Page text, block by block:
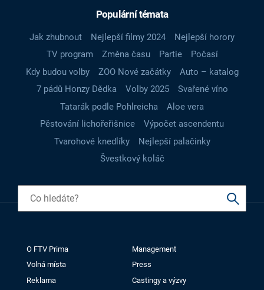
Populární témata
Jak zhubnout Nejlepší filmy 2024
Nejlepší horory
TV program
Změna času Partie
Počasí
Kdy budou volby
ZOO Nové začátky
Auto – katalog
7 pádů Honzy Dědka
Volby 2025
Svařené víno
Tatarák podle Pohlreicha
Aloe vera
Pěstování lichořeřišnice
Výpočet ascendentu
Tvarohové knedlíky
Nejlepší palačinky
Švestkový koláč
O FTV Prima
Management
Volná místa
Press
Reklama
Castingy a výzvy